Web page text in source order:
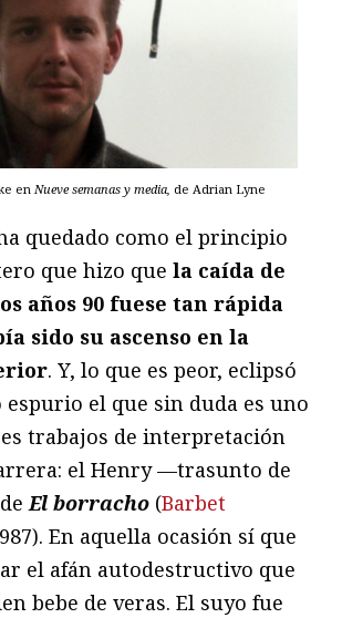
en Nueve semanas y media, de Adrian Lyne
quedado como el principio
que hizo que la caída de
años 90 fuese tan rápida
sido su ascenso en la
. Y, lo que es peor, eclipsó
el que sin duda es uno
trabajos de interpretación
el Henry —trasunto de
El borracho (Barbet
En aquella ocasión sí que
el afán autodestructivo que
bebe de veras. El suyo fue